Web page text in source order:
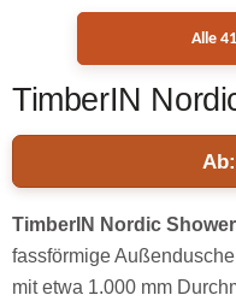
Alle
TimberIN
Ab:
TimberIN Nordic
fassförmige
mit etwa 1.000 mm